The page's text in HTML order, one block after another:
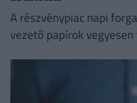
A részvénypiac napi
vezető papírok